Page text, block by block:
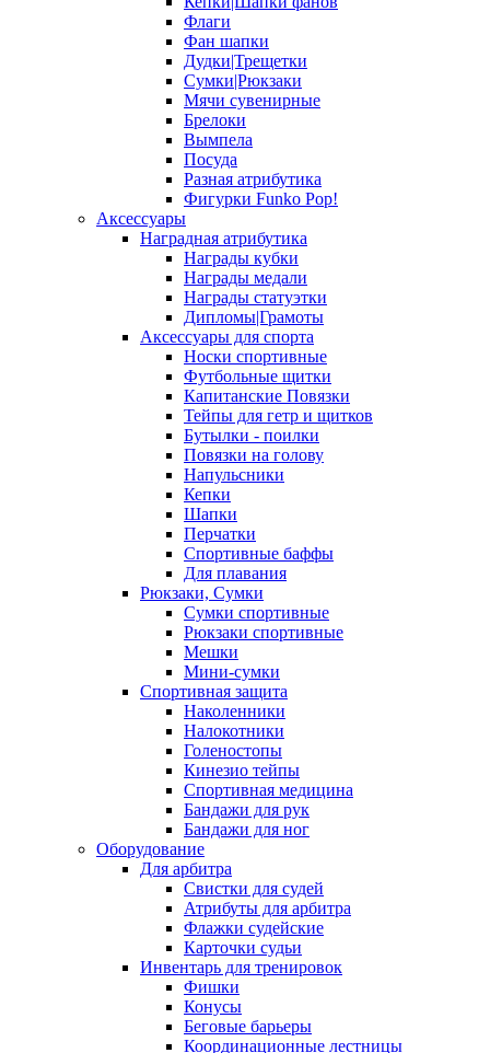
Флаги
Фан шапки
Дудки|Трещетки
Сумки|Рюкзаки
Мячи сувенирные
Брелоки
Вымпела
Посуда
Разная атрибутика
Фигурки Funko Pop!
Аксессуары
Наградная атрибутика
Награды кубки
Награды медали
Награды статуэтки
Дипломы|Грамоты
Аксессуары для спорта
Носки спортивные
Футбольные щитки
Капитанские Повязки
Тейпы для гетр и щитков
Бутылки - поилки
Повязки на голову
Напульсники
Кепки
Шапки
Перчатки
Спортивные баффы
Для плавания
Рюкзаки, Сумки
Сумки спортивные
Рюкзаки спортивные
Мешки
Мини-сумки
Спортивная защита
Наколенники
Налокотники
Голеностопы
Кинезио тейпы
Спортивная медицина
Бандажи для рук
Бандажи для ног
Оборудование
Для арбитра
Свистки для судей
Атрибуты для арбитра
Флажки судейские
Карточки судьи
Инвентарь для тренировок
Фишки
Конусы
Беговые барьеры
Координационные лестницы